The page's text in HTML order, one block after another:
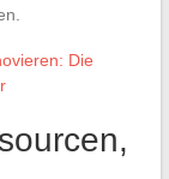
Die